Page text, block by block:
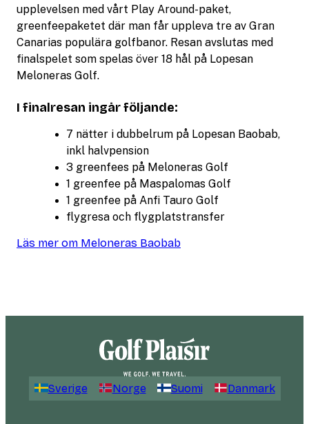
upplevelsen med vårt Play Around-paket,
greenfeepaketet där man får uppleva tre av Gran
Canarias populära golfbanor. Resan avslutas med
finalspelet som spelas över 18 hål på Lopesan
Meloneras Golf.
I finalresan ingår följande:
7 nätter i dubbelrum på Lopesan Baobab,
inkl halvpension
3 greenfees på Meloneras Golf
1 greenfee på Maspalomas Golf
1 greenfee på Anfi Tauro Golf
flygresa och flygplatstransfer
Läs mer om Meloneras Baobab
Sverige Norge Suomi Danmark